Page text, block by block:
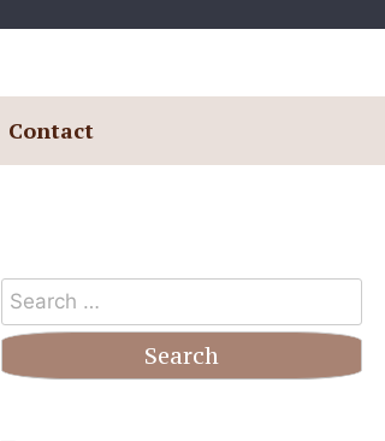
Contact
Search
for: